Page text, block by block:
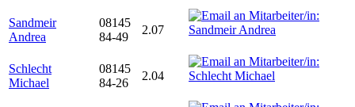
Sandmeir
Andrea
08145
84-49
2.07
Schlecht
Michael
08145
84-26
2.04